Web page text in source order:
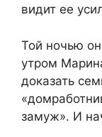
видит ее
Той ночью
утром
доказать
замуж». И